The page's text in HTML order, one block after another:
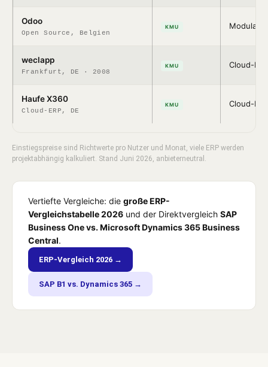
Odoo
Open Source, Belgien
KMU Modular,
weclapp
Frankfurt, DE · 2008
KMU Cloud-
Haufe X360
Cloud-ERP, DE
KMU Cloud-
Einstiegspreise sind Richtwerte pro Nutzer und Monat, viele ERP werden
projektabhängig kalkuliert. Stand Juni 2026, anbieterneutral.
Vertiefte Vergleiche: die große ERP-
Vergleichstabelle 2026 und der Direktvergleich SAP
Business One vs. Microsoft Dynamics 365 Business
Central.
ERP-Vergleich 2026 →
SAP B1 vs. Dynamics 365 →